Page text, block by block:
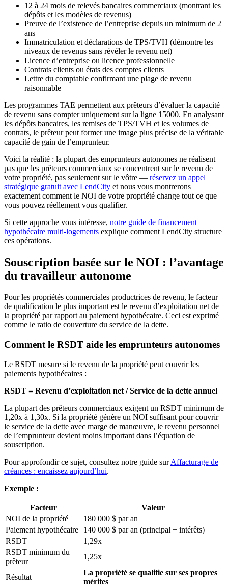
12 à 24 mois de relevés bancaires commerciaux (montrant les
dépôts et les modèles de revenus)
Preuve de l’existence de l’entreprise depuis un minimum de 2
ans
Immatriculation et déclarations de TPS/TVH (démontre les
niveaux de revenus sans révéler le revenu net)
Licence d’entreprise ou licence professionnelle
Contrats clients ou états des comptes clients
Lettre du comptable confirmant une plage de revenu
raisonnable
Les programmes TAE permettent aux prêteurs d’évaluer la capacité
de revenu sans compter uniquement sur la ligne 15000. En analysant
les dépôts bancaires, les remises de TPS/TVH et les volumes de
contrats, le prêteur peut former une image plus précise de la véritable
capacité de gain de l’emprunteur.
Voici la réalité : la plupart des emprunteurs autonomes ne réalisent
pas que les prêteurs commerciaux se concentrent sur le revenu de
votre propriété, pas seulement sur le vôtre — réservez un appel
stratégique gratuit avec LendCity et nous vous montrerons
exactement comment le NOI de votre propriété change tout ce que
vous pouvez réellement vous qualifier.
Si cette approche vous intéresse, notre guide de financement
hypothécaire multi-logements explique comment LendCity structure
ces opérations.
Souscription basée sur le NOI : l’avantage
du travailleur autonome
Pour les propriétés commerciales productrices de revenu, le facteur
de qualification le plus important est le revenu d’exploitation net de
la propriété par rapport au paiement hypothécaire. Ceci est exprimé
comme le ratio de couverture du service de la dette.
Comment le RSDT aide les emprunteurs autonomes
Le RSDT mesure si le revenu de la propriété peut couvrir les
paiements hypothécaires :
RSDT = Revenu d’exploitation net / Service de la dette annuel
La plupart des prêteurs commerciaux exigent un RSDT minimum de
1,20x à 1,30x. Si la propriété génère un NOI suffisant pour couvrir
le service de la dette avec marge de manœuvre, le revenu personnel
de l’emprunteur devient moins important dans l’équation de
souscription.
Pour approfondir ce sujet, consultez notre guide surAffacturage de
créances : encaissez aujourd’hui.
Exemple :
Facteur
Valeur
NOI de la propriété
180 000 $ par an
Paiement hypothécaire
140 000 $ par an (principal + intérêts)
RSDT
1,29x
RSDT minimum du
prêteur
1,25x
Résultat
La propriété se qualifie sur ses propres
mérites